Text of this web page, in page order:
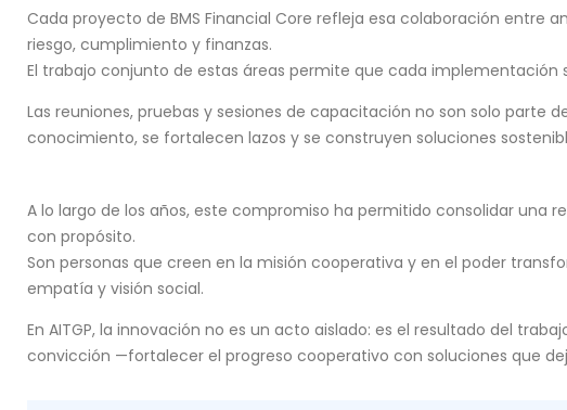
Cada proyecto de BMS Financial Core refleja esa colaboración entre
riesgo, cumplimiento y finanzas.
El trabajo conjunto de estas áreas permite que cada
Las reuniones, pruebas y sesiones de capacitación no son solo parte
conocimiento, se fortalecen lazos y se construyen soluciones
A lo largo de los años, este compromiso ha permitido consolidar una
con propósito.
Son personas que creen en la misión cooperativa y en el poder
empatía y visión social.
En AITGP, la innovación no es un acto aislado: es el resultado del
convicción —fortalecer el progreso cooperativo con soluciones que